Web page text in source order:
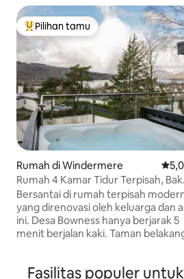
Pilihan tamu terpopuler
Pilihan tamu
Rumah di Windermere Nilai
Rumah 4 Kamar Tidur Terpisah, Bak
Mandi Air Panas & Pemandangan
- Hewan Peliharaan diperbolehkan
Bersantai di rumah terpisah
yang direnovasi oleh keluarga dan
ini. Desa Bowness hanya berjarak 5
menit berjalan kaki. Taman belakang: bak
Windermere. Balkon dari lounge
Fasilitas populer